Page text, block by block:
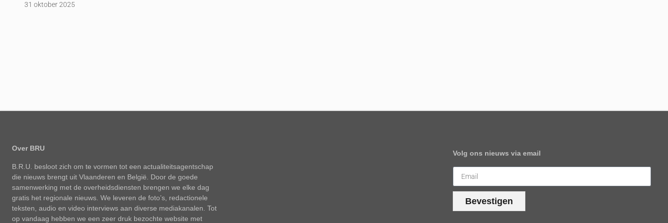
31 oktober 2025
Over BRU
B.R.U. besloot zich om te vormen tot een actualiteitsagentschap
die nieuws brengt uit Vlaanderen en België. Door de goede
samenwerking met de overheidsdiensten brengen we elke dag
gratis het regionale nieuws. We leveren de foto’s, redactionele
teksten, audio en video interviews aan diverse mediakanalen. Tot
op vandaag hebben we een zeer druk bezochte website met
Volg ons nieuws via email
Bevestigen